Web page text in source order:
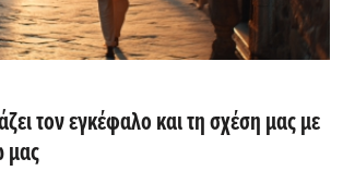
τον εγκέφαλο και τη σχέση μας με
μας